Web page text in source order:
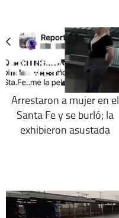
Arrestaron a mujer en el
Santa Fe y se burló; la
exhibieron asustada